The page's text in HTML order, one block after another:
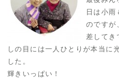
日は小雨
のですが
差してき
しの目には一人ひとりが本当に
した。
輝きいっぱい！